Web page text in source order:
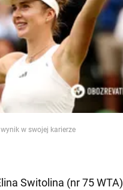
w swojej karierze
Switolina (nr 75